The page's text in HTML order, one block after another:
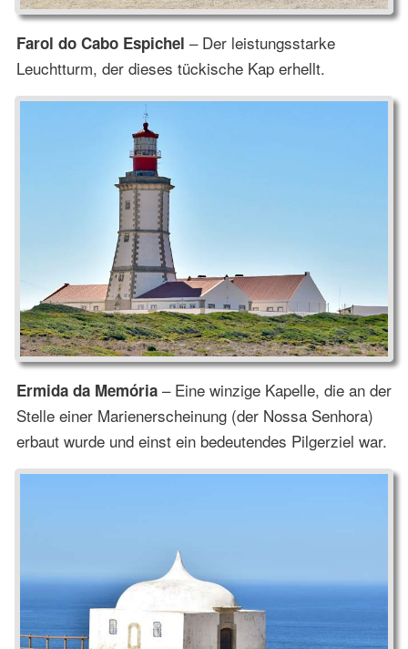
Farol do Cabo Espichel – Der leistungsstarke
Leuchtturm, der dieses tückische Kap erhellt.
Ermida da Memória– Eine winzige Kapelle, die an der
Stelle einer Marienerscheinung (der Nossa Senhora)
erbaut wurde und einst ein bedeutendes Pilgerziel war.